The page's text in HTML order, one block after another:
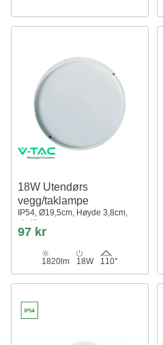
18W Utendørs
vegg/taklampe
IP54, Ø19,5cm, Høyde 3,8cm,
skottlampe
97 kr
1820lm 18W 110°